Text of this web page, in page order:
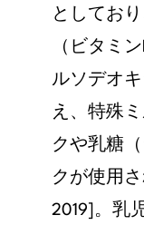
としてお
（ビタミ
ルソデオ
え、特殊
クや乳糖
クが使用
2019]。乳